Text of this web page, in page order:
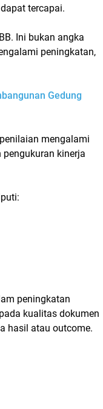
tercapai.
Ini bukan angka
peningkatan,
Gedung
mengalami
kinerja
peningkatan
kualitas dokumen
hasil atau outcome.